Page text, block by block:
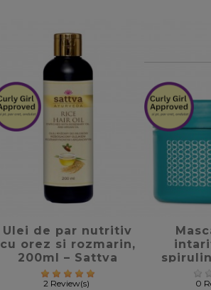
Ulei de par nutritiv
cu orez si rozmarin,
200ml – Sattva
Ayurveda
2 Review(s)
Gyada
0